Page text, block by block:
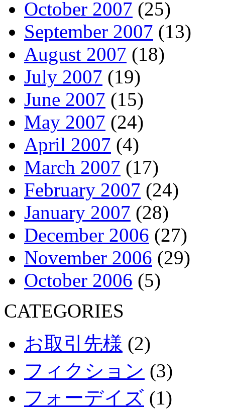
October 2007 (25)
September 2007 (13)
August 2007 (18)
July 2007 (19)
June 2007 (15)
May 2007 (24)
April 2007 (4)
March 2007 (17)
February 2007 (24)
January 2007 (28)
December 2006 (27)
November 2006 (29)
October 2006 (5)
CATEGORIES
お取引先様 (2)
フィクション (3)
フォーデイズ (1)